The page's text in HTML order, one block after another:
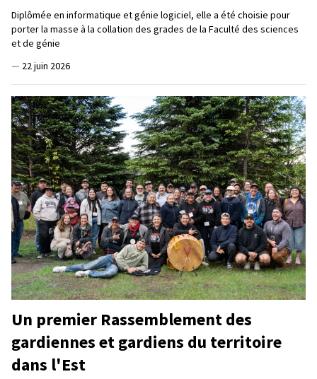
Diplômée en informatique et génie logiciel, elle a été choisie pour
porter la masse à la collation des grades de la Faculté des sciences
et de génie
— 22 juin 2026
Un premier Rassemblement des
gardiennes et gardiens du territoire
dans l'Est